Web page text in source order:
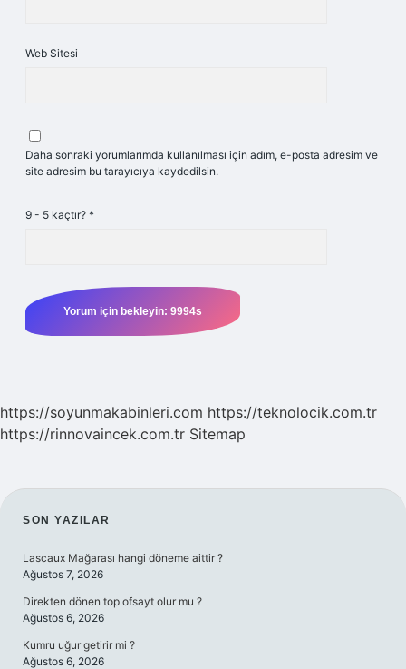
Web Sitesi
Daha sonraki yorumlarımda kullanılması için adım, e-posta adresim ve
site adresim bu tarayıcıya kaydedilsin.
9 - 5 kaçtır? *
https://soyunmakabinleri.com https://teknolocik.com.tr
https://rinnovaincek.com.tr Sitemap
SIDEBAR
SON YAZILAR
Lascaux Mağarası hangi döneme aittir ?
Ağustos 7, 2026
Direkten dönen top ofsayt olur mu ?
Ağustos 6, 2026
Kumru uğur getirir mi ?
Ağustos 6, 2026